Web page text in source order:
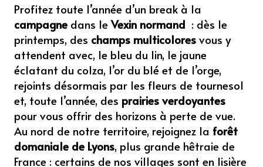
Profitez toute l’année d’un break à la
campagne dans leVexin normand : dès le
printemps, des champs multicoloresvous y
attendent avec, le bleu du lin, le jaune
éclatant du colza, l’or du blé et de l’orge,
rejoints désormais par les fleurs de tournesol
et, toute l’année, des prairies verdoyantes
pour vous offrir des horizons à perte de vue.
Au nord de notre territoire, rejoignez la forêt
domaniale de Lyons, plus grande hêtraie de
France : certains de nos villages sont en lisière